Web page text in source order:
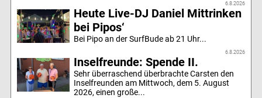
6.8.2026
Heute Live-DJ Daniel Mittrinken
bei Pipos‘
Bei Pipo an der SurfBude ab 21 Uhr...
6.8.2026
Inselfreunde: Spende II.
Sehr überraschend überbrachte Carsten den
Inselfreunden am Mittwoch, dem 5. August
2026, einen große...